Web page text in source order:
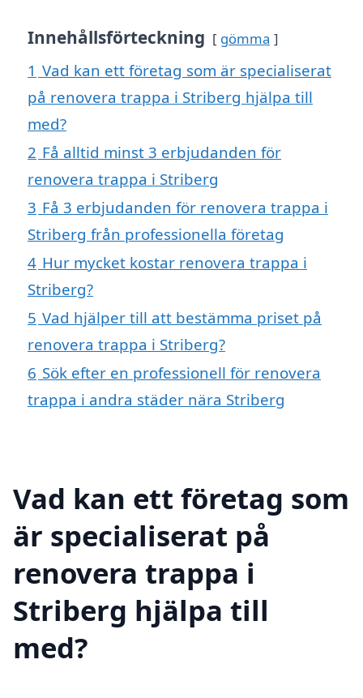
Innehållsförteckning gömma
1 Vad kan ett företag som är specialiserat
på renovera trappa i Striberg hjälpa till
med?
2 Få alltid minst 3 erbjudanden för
renovera trappa i Striberg
3 Få 3 erbjudanden för renovera trappa i
Striberg från professionella företag
4 Hur mycket kostar renovera trappa i
Striberg?
5 Vad hjälper till att bestämma priset på
renovera trappa i Striberg?
6 Sök efter en professionell för renovera
trappa i andra städer nära Striberg
Vad kan ett företag som
är specialiserat på
renovera trappa i
Striberg hjälpa till
med?